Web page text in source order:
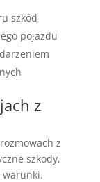
szkód
pojazdu
z
z
szkody,
warunki.